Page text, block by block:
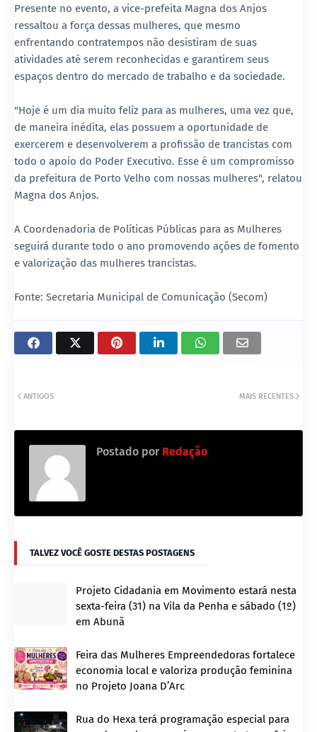
Presente no evento, a vice-prefeita Magna dos Anjos
ressaltou a força dessas mulheres, que mesmo
enfrentando contratempos não desistiram de suas
atividades até serem reconhecidas e garantirem seus
espaços dentro do mercado de trabalho e da sociedade.
"Hoje é um dia muito feliz para as mulheres, uma vez que,
de maneira inédita, elas possuem a oportunidade de
exercerem e desenvolverem a profissão de trancistas com
todo o apoio do Poder Executivo. Esse é um compromisso
da prefeitura de Porto Velho com nossas mulheres", relatou
Magna dos Anjos.
A Coordenadoria de Políticas Públicas para as Mulheres
seguirá durante todo o ano promovendo ações de fomento
e valorização das mulheres trancistas.
Fonte: Secretaria Municipal de Comunicação (Secom)
MAIS RECENTES
ANTIGOS
Postado por Redação
TALVEZ VOCÊ GOSTE DESTAS POSTAGENS
Projeto Cidadania em Movimento estará nesta
sexta-feira (31) na Vila da Penha e sábado (1º)
em Abunã
Feira das Mulheres Empreendedoras fortalece
economia local e valoriza produção feminina
no Projeto Joana D’Arc
Rua do Hexa terá programação especial para